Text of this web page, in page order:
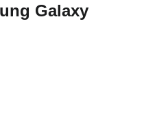
Galaxy